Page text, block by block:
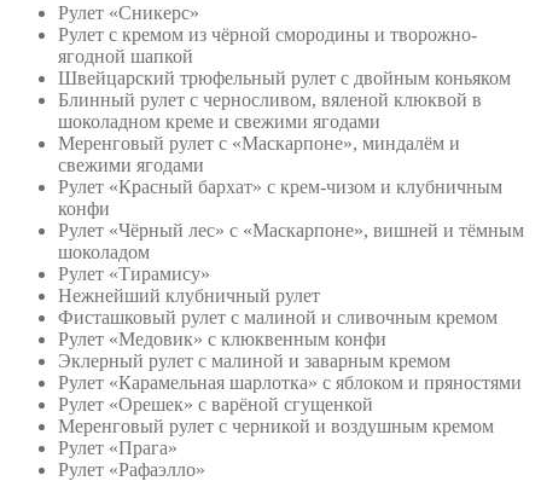
Рулет «Сникерс»
Рулет с кремом из чёрной смородины и творожно-
ягодной шапкой
Швейцарский трюфельный рулет с двойным коньяком
Блинный рулет с черносливом, вяленой клюквой в
шоколадном креме и свежими ягодами
Меренговый рулет с «Маскарпоне», миндалём и
свежими ягодами
Рулет «Красный бархат» с крем-чизом и клубничным
конфи
Рулет «Чёрный лес» с «Маскарпоне», вишней и тёмным
шоколадом
Рулет «Тирамису»
Нежнейший клубничный рулет
Фисташковый рулет с малиной и сливочным кремом
Рулет «Медовик» с клюквенным конфи
Эклерный рулет с малиной и заварным кремом
Рулет «Карамельная шарлотка» с яблоком и пряностями
Рулет «Орешек» с варёной сгущенкой
Меренговый рулет с черникой и воздушным кремом
Рулет «Прага»
Рулет «Рафаэлло»